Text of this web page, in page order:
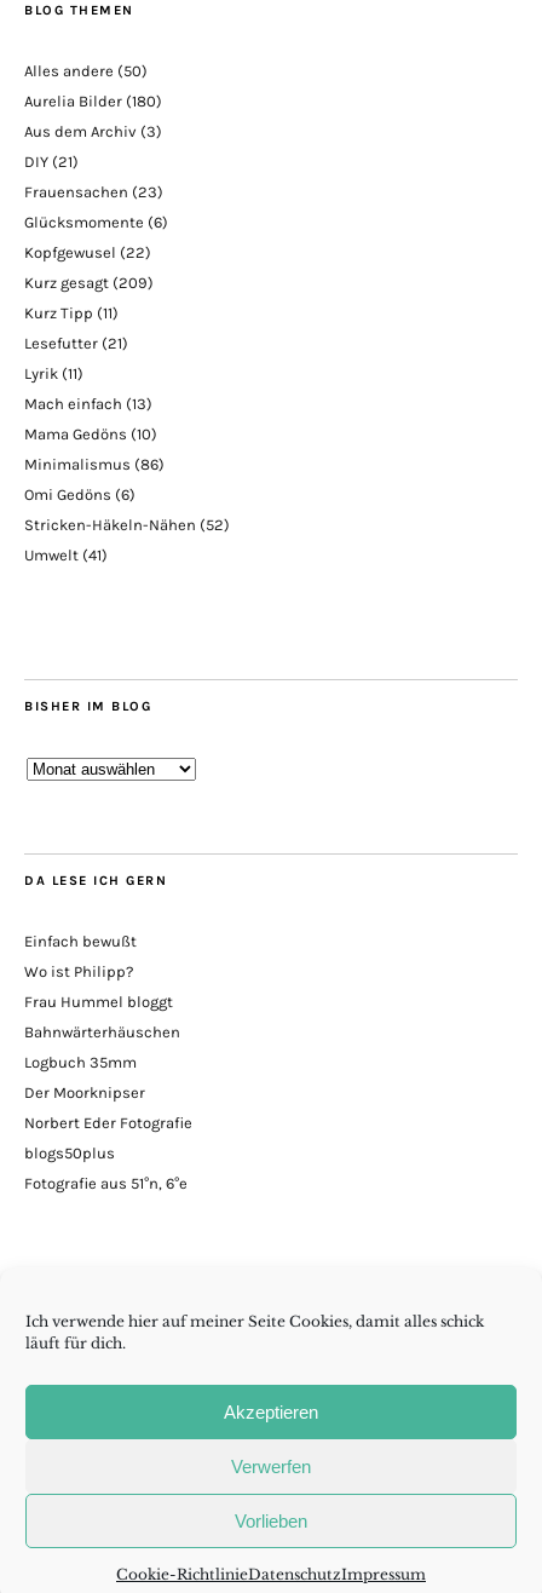
Ich verwende hier auf meiner Seite Cookies, damit alles schick
läuft für dich.
Akzeptieren
Verwerfen
Vorlieben
Cookie-RichtlinieDatenschutzImpressum
BLOG THEMEN
Alles andere (50)
Aurelia Bilder (180)
Aus dem Archiv (3)
DIY (21)
Frauensachen (23)
Glücksmomente (6)
Kopfgewusel (22)
Kurz gesagt (209)
Kurz Tipp (11)
Lesefutter (21)
Lyrik (11)
Mach einfach (13)
Mama Gedöns (10)
Minimalismus (86)
Omi Gedöns (6)
Stricken-Häkeln-Nähen (52)
Umwelt (41)
BISHER IM BLOG
Bisher
DA LESE ICH GERN
Einfach bewußt
Wo ist Philipp?
Frau Hummel bloggt
Bahnwärterhäuschen
Logbuch 35mm
Der Moorknipser
Norbert Eder Fotografie
blogs50plus
Fotografie aus 51°n, 6°e
Aurelia
auf
Mastodon
Richtlinie
(EU)
Copyright © 2015 - 2026 wenig reicht auch